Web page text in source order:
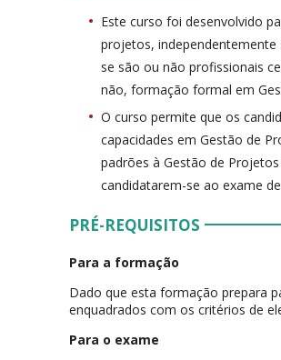
Este curso foi desenvolvido
projetos,
se são ou não profissionais
não, formação formal em
O curso permite que os
capacidades em Gestão de
padrões à Gestão de
candidatarem-se ao exame
PRÉ-REQUISITOS
Para a formação
Dado que esta formação prepara
enquadrados com os critérios de
Para o exame